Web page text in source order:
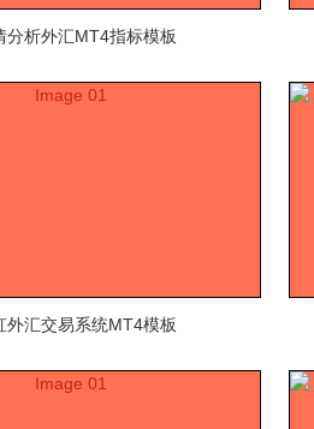
分析外汇MT4指标模板
外汇交易系统MT4模板